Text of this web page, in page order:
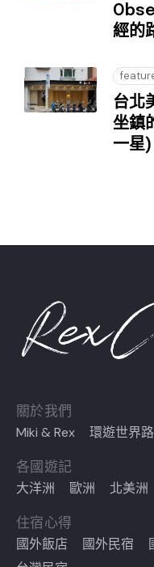
經的
台北
坐鎮
一星)
關於我們
Miki & Rex 環遊世界
各國遊記
大洋洲 歐洲 北美洲
住宿心得
國外飯店 國外民宿